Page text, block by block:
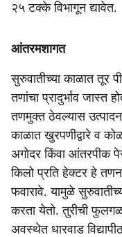
२५ टक्के विभागून द्यावेत.
आंतरमशागत
सुरुवातीच्या काळात तूर
तणांचा प्रादुर्भाव जास्त
तणमुक्त ठेवल्यास
काळात खुरपणीद्वारे व
अगोदर किंवा आंतरपीक
किलो प्रति हेक्टर हे
फवारावे. यामुळे
करता येतो. तुरीची
अवस्थेत धारवाड